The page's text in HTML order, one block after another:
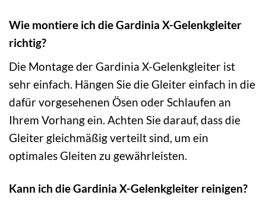
Wie montiere ich die Gardinia X-Gelenkgleiter
richtig?
Die Montage der Gardinia X-Gelenkgleiter ist
sehr einfach. Hängen Sie die Gleiter einfach in die
dafür vorgesehenen Ösen oder Schlaufen an
Ihrem Vorhang ein. Achten Sie darauf, dass die
Gleiter gleichmäßig verteilt sind, um ein
optimales Gleiten zu gewährleisten.
Kann ich die Gardinia X-Gelenkgleiter reinigen?